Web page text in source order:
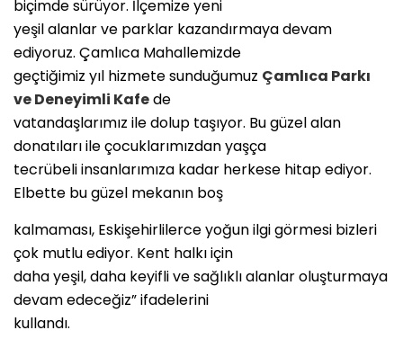
biçimde sürüyor. İlçemize yeni
yeşil alanlar ve parklar kazandırmaya devam
ediyoruz. Çamlıca Mahallemizde
geçtiğimiz yıl hizmete sunduğumuz Çamlıca Parkı
ve Deneyimli Kafede
vatandaşlarımız ile dolup taşıyor. Bu güzel alan
donatıları ile çocuklarımızdan yaşça
tecrübeli insanlarımıza kadar herkese hitap ediyor.
Elbette bu güzel mekanın boş
kalmaması, Eskişehirlilerce yoğun ilgi görmesi bizleri
çok mutlu ediyor. Kent halkı için
daha yeşil, daha keyifli ve sağlıklı alanlar oluşturmaya
devam edeceğiz” ifadelerini
kullandı.